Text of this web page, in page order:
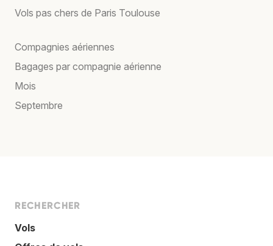
Vols pas chers de Paris Toulouse
Compagnies aériennes
Bagages par compagnie aérienne
Mois
Septembre
RECHERCHER
Vols